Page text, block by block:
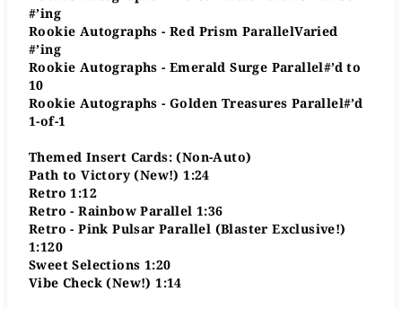
#’ing
Rookie Autographs - Red Prism Parallel​​​​​Varied
#’ing
Rookie Autographs - Emerald Surge Parallel​​​​​#’d to
10
Rookie Autographs - Golden Treasures Parallel​​​​​#’d
1-of-1
Themed Insert Cards: (Non-Auto)
Path to Victory (New!) 1:24
Retro​ 1:12
Retro - Rainbow Parallel 1:36
Retro - Pink Pulsar Parallel (Blaster Exclusive!)​​​​​
1:120
Sweet Selections 1:20
Vibe Check (New!) 1:14